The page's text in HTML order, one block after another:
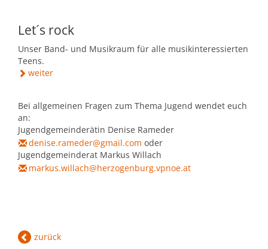
Let´s rock
Unser Band- und Musikraum für alle musikinteressierten
Teens.
weiter
Bei allgemeinen Fragen zum Thema Jugend wendet euch
an:
Jugendgemeinderätin Denise Rameder
denise.rameder@gmail.com oder
Jugendgemeinderat Markus Willach
markus.willach@herzogenburg.vpnoe.at
zurück